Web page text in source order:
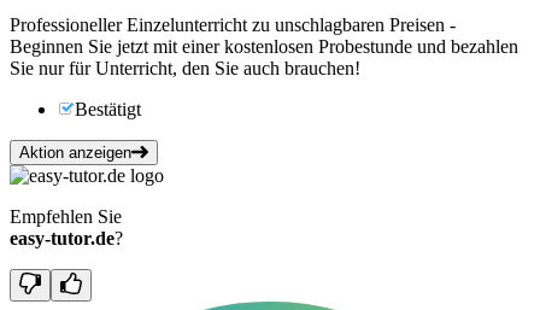
Professioneller Einzelunterricht zu unschlagbaren Preisen -
Beginnen Sie jetzt mit einer kostenlosen Probestunde und bezahlen
Sie nur für Unterricht, den Sie auch brauchen!
Bestätigt
Aktion anzeigen
Empfehlen Sie
easy-tutor.de?